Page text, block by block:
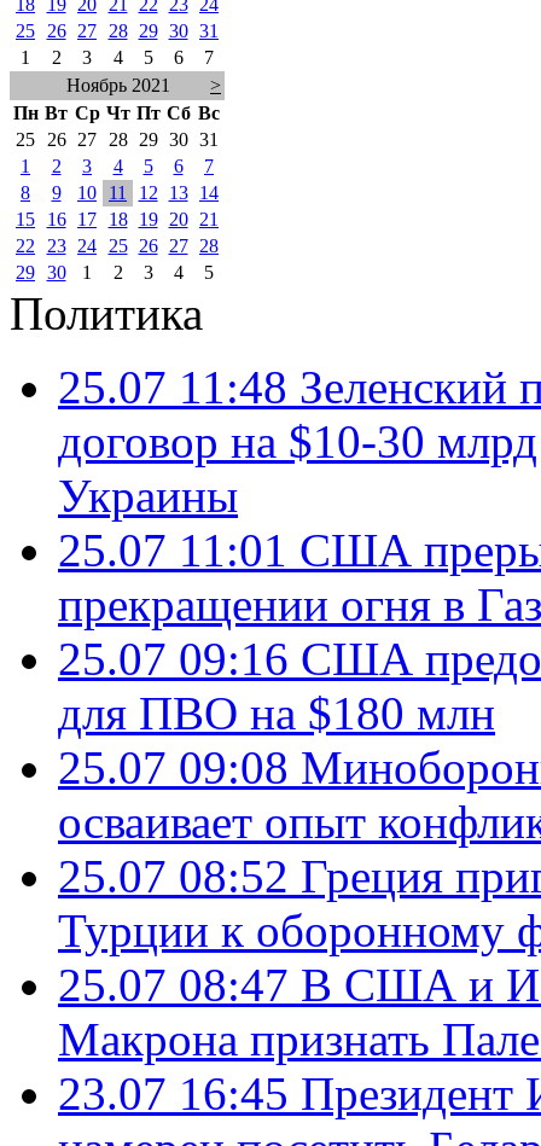
25
26 27 28 29 30 31
1
2 3 4 5 6
7
Ноябрь 2021
>
Пн Вт Ср Чт Пт Сб Вс
25
26 27 28 29 30 31
1
2 3 4 5 6
7
8
9 10 11 12 13
14
15
16 17 18 19 20
21
22
23 24 25 26 27
28
29 30 1 2 3 4 5
Политика
25.07 11:48 Зеленский
договор на $10-30
Украины
25.07 11:01 США
прекращении огня в
25.07 09:16 США
для ПВО на $180 млн
25.07 09:08
осваивает опыт
25.07 08:52 Греция
Турции к оборонному
25.07 08:47 В США и
Макрона признать
23.07 16:45 Президент